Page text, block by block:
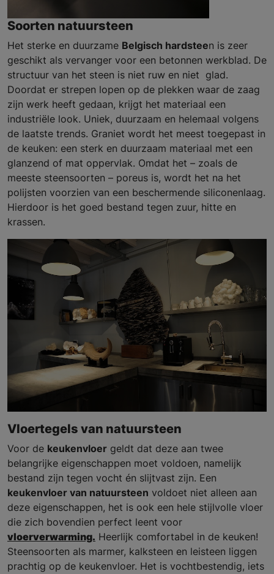
Soorten natuursteen
Het sterke en duurzame Belgisch hardsteen is zeer
geschikt als vervanger voor een betonnen werkblad. De
structuur van het steen is niet ruw en niet glad.
Doordat er strepen lopen op de plekken waar de zaag
zijn werk heeft gedaan, krijgt het materiaal een
industriële look. Uniek, duurzaam en helemaal volgens
de laatste trends. Graniet wordt het meest toegepast in
de keuken: een sterk en duurzaam materiaal met een
glanzend of mat oppervlak. Omdat het – zoals de
meeste steensoorten – poreus is, wordt het na het
polijsten voorzien van een beschermende siliconenlaag.
Hierdoor is het goed bestand tegen zuur, hitte en
krassen.
Vloertegels van natuursteen
Voor de keukenvloer geldt dat deze aan twee
belangrijke eigenschappen moet voldoen, namelijk
bestand zijn tegen vocht én slijtvast zijn. Een
keukenvloer van natuursteen voldoet niet alleen aan
deze eigenschappen, het is ook een hele stijlvolle vloer
die zich bovendien perfect leent voor
vloerverwarming. Heerlijk comfortabel in de keuken!
Steensoorten als marmer, kalksteen en leisteen liggen
prachtig op de keukenvloer. Het is vochtbestendig, iets